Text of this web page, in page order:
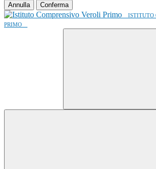
Annulla Conferma
ISTITUTO
PRIMO